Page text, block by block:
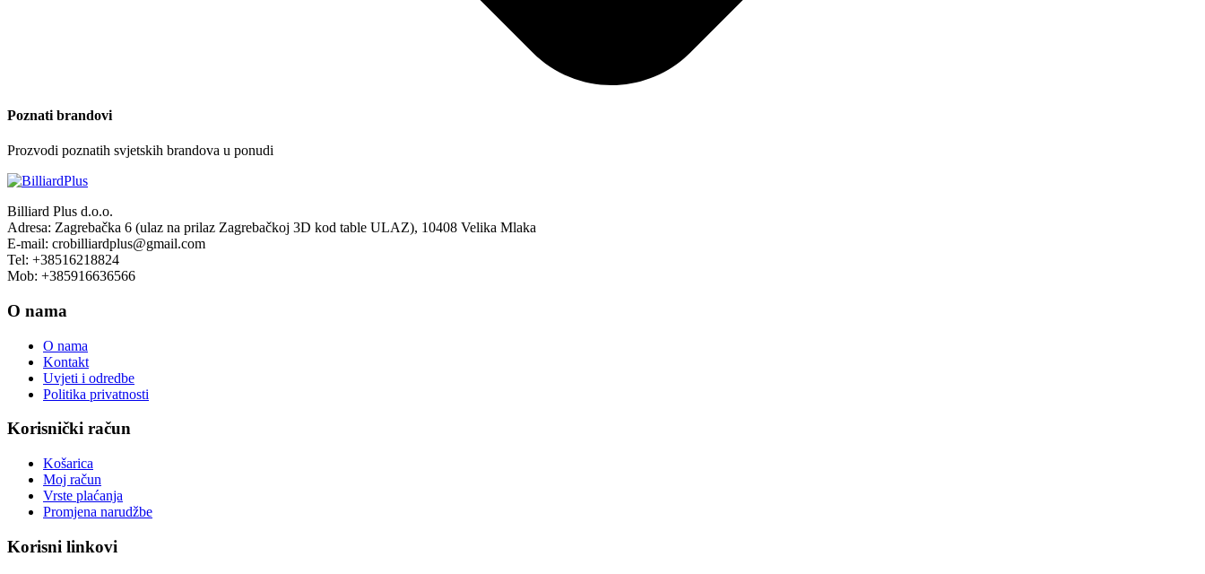
Poznati brandovi
Prozvodi poznatih svjetskih brandova u ponudi
Billiard Plus d.o.o.
Adresa: Zagrebačka 6 (ulaz na prilaz Zagrebačkoj 3D kod table ULAZ), 10408 Velika Mlaka
E-mail: crobilliardplus@gmail.com
Tel: +38516218824
Mob: +385916636566
O nama
O nama
Kontakt
Uvjeti i odredbe
Politika privatnosti
Korisnički račun
Košarica
Moj račun
Vrste plaćanja
Promjena narudžbe
Korisni linkovi